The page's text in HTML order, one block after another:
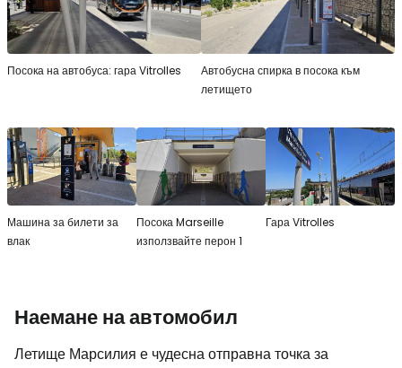
Посока на автобуса: гара Vitrolles
Автобусна спирка в посока към
летището
Машина за билети за
влак
Посока Marseille
използвайте перон 1
Гара Vitrolles
Наемане на автомобил
Летище Марсилия е чудесна отправна точка за